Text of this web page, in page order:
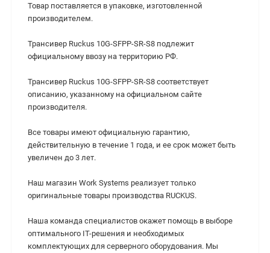
Товар поставляется в упаковке, изготовленной
производителем.
Трансивер Ruckus 10G-SFPP-SR-S8 подлежит
официальному ввозу на территорию РФ.
Трансивер Ruckus 10G-SFPP-SR-S8 cоответствует
описанию, указанному на официальном сайте
производителя.
Все товары имеют официальную гарантию,
действительную в течение 1 года, и ее срок может быть
увеличен до 3 лет.
Наш магазин Work Systems реализует только
оригинальные товары производства RUCKUS.
Наша команда специалистов окажет помощь в выборе
оптимального IT-решения и необходимых
комплектующих для серверного оборудования. Мы